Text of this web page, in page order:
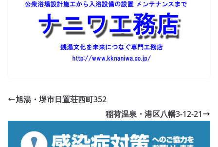
旭湯・堺市日置荘西町352
稲荷温泉・港区八幡3-12-21